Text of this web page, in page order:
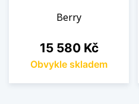
Berry
Cena
15 580 Kč
Obvykle skladem